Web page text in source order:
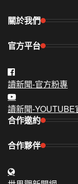
關於我們
官方平台
讀新聞-官方粉專
讀新聞-YOUTUBE
合作邀約
合作夥伴